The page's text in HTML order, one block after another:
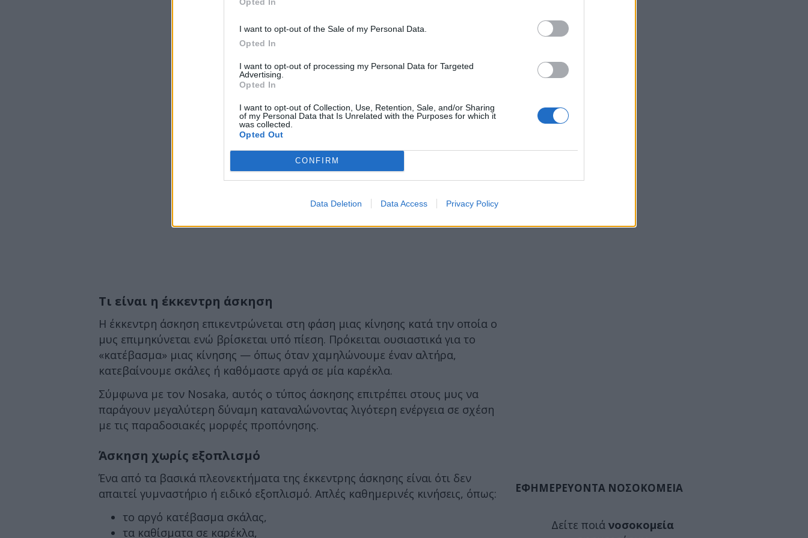
I want to opt-out of the Sale of my Personal Data.
Opted In
I want to opt-out of processing my Personal Data for Targeted
Advertising.
Opted In
I want to opt-out of Collection, Use, Retention, Sale, and/or Sharing
of my Personal Data that Is Unrelated with the Purposes for which it
was collected.
Opted Out
CONFIRM
Data Deletion Data Access Privacy Policy
Τι είναι η έκκεντρη άσκηση
Η έκκεντρη άσκηση επικεντρώνεται στη φάση μιας κίνησης κατά την οποία ο
μυς επιμηκύνεται ενώ βρίσκεται υπό πίεση. Πρόκειται ουσιαστικά για το
«κατέβασμα» μιας κίνησης — όπως όταν χαμηλώνουμε έναν αλτήρα,
κατεβαίνουμε σκάλες ή καθόμαστε αργά σε μία καρέκλα.
Σύμφωνα με τον Nosaka, αυτός ο τύπος άσκησης επιτρέπει στους μυς να
παράγουν μεγαλύτερη δύναμη καταναλώνοντας λιγότερη ενέργεια σε σχέση
με τις παραδοσιακές μορφές προπόνησης.
Άσκηση χωρίς εξοπλισμό
Ένα από τα βασικά πλεονεκτήματα της έκκεντρης άσκησης είναι ότι δεν
απαιτεί γυμναστήριο ή ειδικό εξοπλισμό. Απλές καθημερινές κινήσεις, όπως:
το αργό κατέβασμα σκάλας,
τα καθίσματα σε καρέκλα,
ΕΦΗΜΕΡΕΥΟΝΤΑ ΝΟΣΟΚΟΜΕΙΑ
Δείτε ποιά νοσοκομεία